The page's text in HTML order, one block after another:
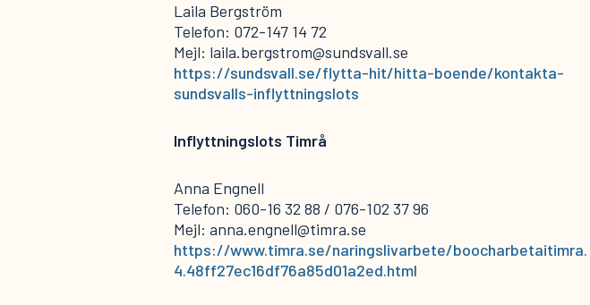
Laila Bergström
Telefon: 072-147 14 72
Mejl: laila.bergstrom@sundsvall.se
https://sundsvall.se/flytta-hit/hitta-boende/kontakta-
sundsvalls-inflyttningslots
Inflyttningslots Timrå
Anna Engnell
Telefon: 060-16 32 88 / 076-102 37 96
Mejl: anna.engnell@timra.se
https://www.timra.se/naringslivarbete/boocharbetaitimra.
4.48ff27ec16df76a85d01a2ed.html